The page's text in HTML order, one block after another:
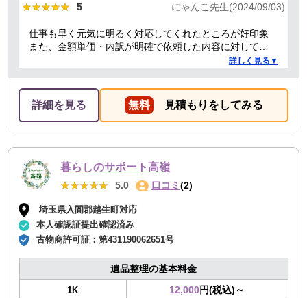
★★★★★
★★★★★ 5 にゃんこ先生(2024/09/03)
仕事も早く元気に明るく対応してくれたところが好印象
また、金額単価・内訳が明確で依頼した内容に対しての
詳しく見る▼
詳細を見る 無料 見積もりをしてみる
暮らしのサポート高嶺
★★★★★
★★★★★ 5.0 口コミ (2)
埼玉県入間郡越生町対応
本人確認証提出確認済み
古物商許可証：第431190062651号
遺品整理の基本料金
1K 12,000円(税込)～